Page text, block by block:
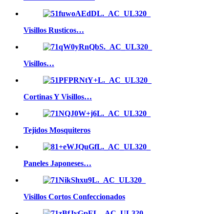
Visillos Rusticos…
Visillos…
Cortinas Y Visillos…
Tejidos Mosquiteros
Paneles Japoneses…
Visillos Cortos Confeccionados